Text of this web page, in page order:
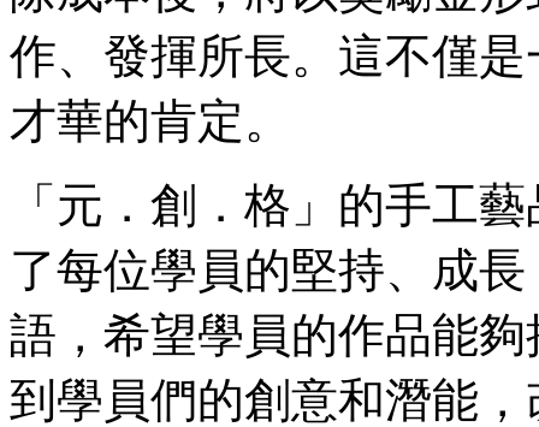
作、發揮所長。這不僅
才華的肯定。
「元．創．格」的手工
了每位學員的堅持、成
語，希望學員的作品能
到學員們的創意和潛能